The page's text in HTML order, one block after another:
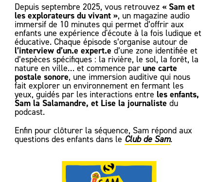
Depuis septembre 2025, vous retrouvez « Sam et
les explorateurs du vivant », un magazine audio
immersif de 10 minutes qui permet d’offrir aux
enfants une expérience d'écoute à la fois ludique et
éducative. Chaque épisode s’organise autour de
l’interview d’un.e expert.e d’une zone identifiée et
d’espèces spécifiques : la rivière, le sol, la forêt, la
nature en ville… et commence par une carte
postale sonore, une immersion auditive qui nous
fait explorer un environnement en fermant les
yeux, guidés par les interactions entre les enfants,
Sam la Salamandre, et Lise la journaliste du
podcast.
Enfin pour clôturer la séquence, Sam répond aux
questions des enfants dans le Club de Sam.